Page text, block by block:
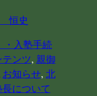
恒史
・入塾手続
ンツ, 親御
お知らせ, 北
長について